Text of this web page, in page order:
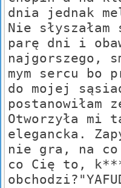
dnia jednak
Nie
parę dni i
najgorszego,
mym sercu bo
do mojej
postanowiłam
Otworzyła mi
elegancka.
nie gra, na
co Cię to,